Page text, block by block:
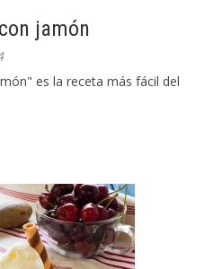
jamón
es la receta más fácil del